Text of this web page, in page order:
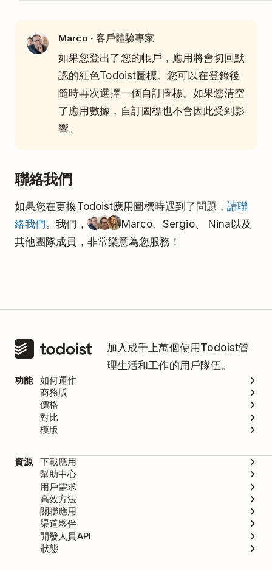
Marco · 客戶體驗專家
如果您登出了您的帳戶，應用將會切回默
認的紅色Todoist圖標。您可以在登錄後
隨時再次選擇一個自訂圖標。如果您清空
了應用數據，自訂圖標也不會因此受到影
響。
聯絡我們
如果您在更換Todoist應用圖標時遇到了問題，請聯
絡我們。我們，
Marco、Sergio、 Nina以及
其他團隊成員，非常樂意為您服務！
加入成千上萬個使用Todoist管
理生活和工作的用戶隊伍。
功能
如何運作
商務版
價格
對比
模版
資源
下載應用
幫助中心
用戶需求
高效方法
關聯應用
渠道夥伴
開發人員API
狀態